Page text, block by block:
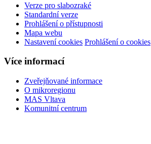
Verze pro slabozraké
Standardní verze
Prohlášení o přístupnosti
Mapa webu
Nastavení cookies Prohlášení o cookies
Více informací
Zveřejňované informace
O mikroregionu
MAS Vltava
Komunitní centrum